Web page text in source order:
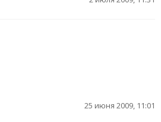
25 июня 2009, 11:01